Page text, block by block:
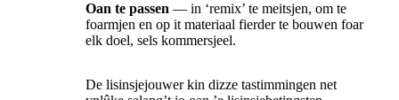
Oan te passen — in ‘remix’ te meitsjen, om te
foarmjen en op it materiaal fierder te bouwen foar
elk doel, sels kommersjeel.
De lisinsjejouwer kin dizze tastimmingen net